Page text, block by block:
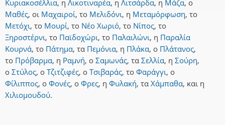
Κυριακοσέλλια, η Λικοτιναρέα, η Λιτσάρδα, η Μάζα, ο
Μαθές, οι Μαχαιροί, το Μελιδόνι, η Μεταμόρφωση, το
Μετόχι, το Μουρί, το Νέο Χωριό, το Νίπος, το
Ξηροστέρνι, το Παϊδοχώρι, το Παλαιλώνι, η Παραλία
Κουρνά, το Πάτημα, τα Πεμόνια, η Πλάκα, ο Πλάτανος,
το Πρόβαρμα, η Ραμνή, ο Σαμωνάς, τα Σελλία, η Σούρη,
ο Στύλος, ο Τζιτζιφές, ο Τσιβαράς, το Φαράγγι, ο
Φίλιππος, ο Φονές, ο Φρες, η Φυλακή, τα Χάμπαθα, και η
Χιλιομουδού.